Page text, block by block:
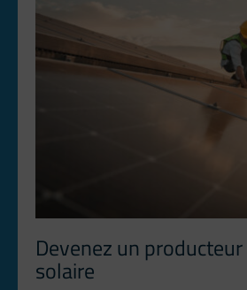
Devenez un producteur
solaire